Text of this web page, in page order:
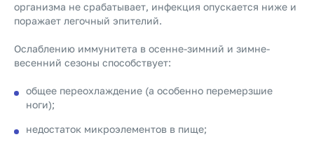
организма не срабатывает, инфекция опускается ниже и
поражает легочный эпителий.
Ослаблению иммунитета в осенне-зимний и зимне-
весенний сезоны способствует:
общее переохлаждение (а особенно перемерзшие
ноги);
недостаток микроэлементов в пище;